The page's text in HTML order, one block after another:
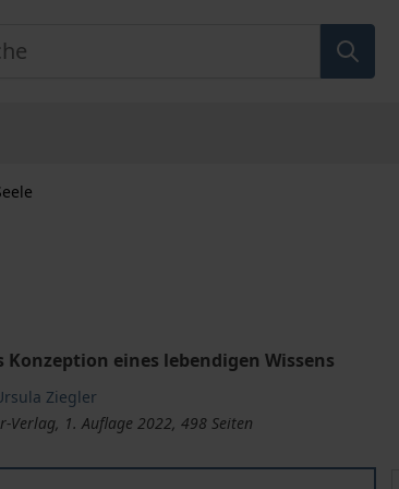
Konzeption eines lebendigen Wissens
Ziegler
Verlag, 1. Auflage 2022, 498 Seiten